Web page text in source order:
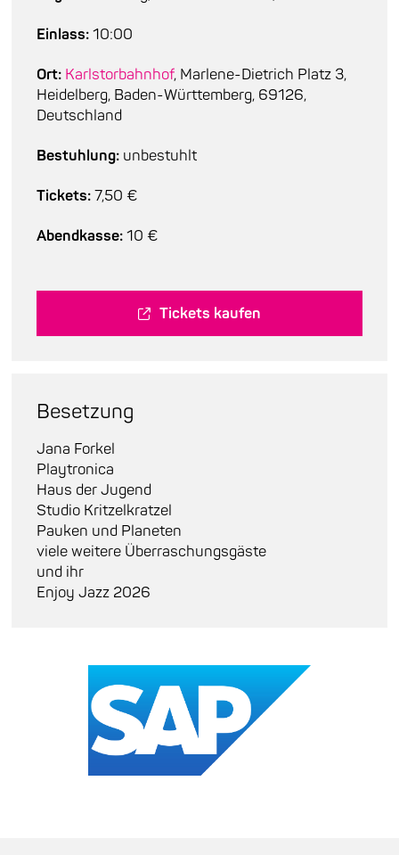
Einlass:10:00
Ort: Karlstorbahnhof, Marlene-Dietrich Platz 3,
Heidelberg, Baden-Württemberg, 69126,
Deutschland
Bestuhlung: unbestuhlt
Tickets:7,50 €
Abendkasse:10 €
Tickets kaufen
Besetzung
Jana Forkel
Playtronica
Haus der Jugend
Studio Kritzelkratzel
Pauken und Planeten
viele weitere Überraschungsgäste
und ihr
Enjoy Jazz 2026